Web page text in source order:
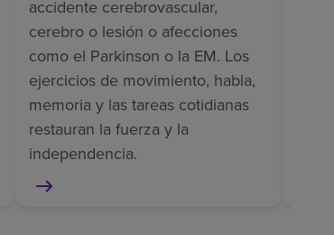
accidente cerebrovascular,
cerebro o lesión o afecciones
como el Parkinson o la EM. Los
ejercicios de movimiento, habla,
memoria y las tareas cotidianas
restauran la fuerza y la
independencia.